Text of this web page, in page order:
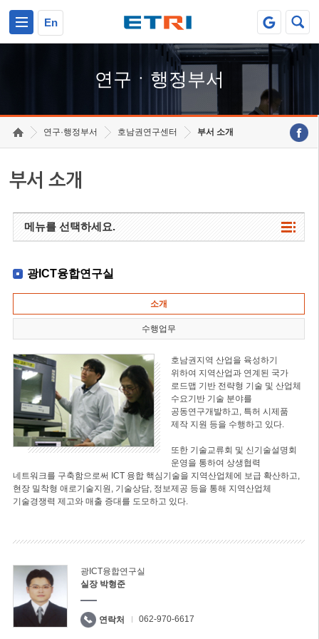
En
연구ㆍ행정부서
연구·행정부서 호남권연구센터 부서 소개
부서 소개
메뉴를 선택하세요.
광ICT융합연구실
소개
수행업무
호남권지역 산업을 육성하기
위하여 지역산업과 연계된 국가
로드맵 기반 전략형 기술 및 산업체
수요기반 기술 분야를
공동연구개발하고, 특허 시제품
제작 지원 등을 수행하고 있다.
또한 기술교류회 및 신기술설명회
운영을 통하여 상생협력
네트워크를 구축함으로써 ICT 융합 핵심기술을 지역산업체에 보급 확산하고,
현장 밀착형 애로기술지원, 기술상담, 정보제공 등을 통해 지역산업체
기술경쟁력 제고와 매출 증대를 도모하고 있다.
광ICT융합연구실
실장 박형준
연락처 062-970-6617